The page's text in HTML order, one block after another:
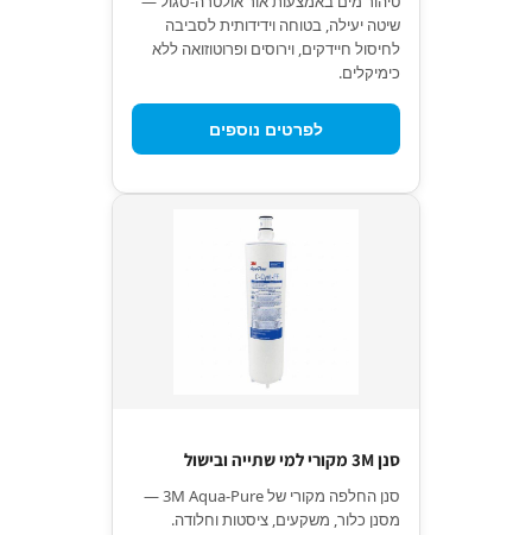
שיטה יעילה, בטוחה וידידותית לסביבה
לחיסול חיידקים, וירוסים ופרוטוזואה ללא
כימיקלים.
לפרטים נוספים
סנן 3M מקורי למי שתייה ובישול
סנן החלפה מקורי של 3M Aqua-Pure —
מסנן כלור, משקעים, ציסטות וחלודה.